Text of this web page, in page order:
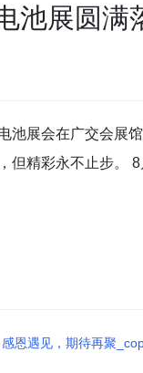
池展圆满
池展会在广交会展
但精彩永不止步。
恩遇见，期待再聚